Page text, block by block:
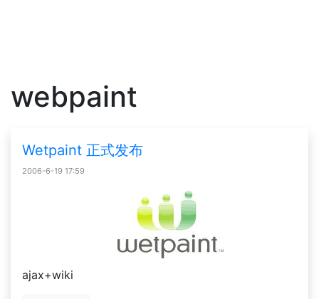
webpaint
Wetpaint 正式发布
2006-6-19 17:59
ajax+wiki